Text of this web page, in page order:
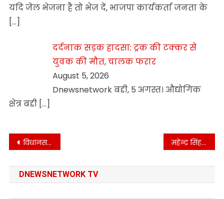
यदि जेल भेजना है तो भेज दें, भाजपा कार्यकर्ता जनता के
[…]
दर्दनाक सड़क हादसा: ट्रक की टक्कर से
युवक की मौत, चालक फरार
August 5, 2026
Dnewsnetwork बद्दी, 5 अगस्त। औद्योगिक
क्षेत्र बद्दी […]
Post
navigation
विधानसभा उपाध्यक्ष ने राजकीय प्राथमिक पाठशाला भटियोता का किया शुभारंभ महेन्द्र सिंह ठाकुर ने किये टिहरा क्षेत्र में विभिन्न विकासात्मक परियोजनाओं के लोकार्पण
DNEWSNETWORK TV